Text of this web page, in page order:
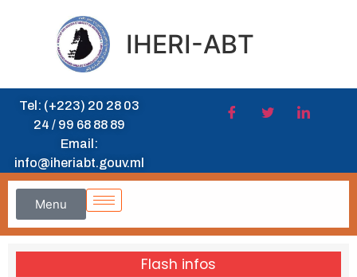
IHERI-ABT
Tel: (+223) 20 28 03
24 / 99 68 88 89
Email:
info@iheriabt.gouv.ml
Menu
Flash infos